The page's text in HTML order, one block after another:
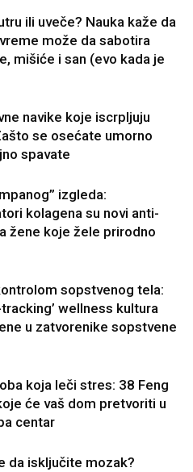
ili uveče? Nauka kaže da
može da sabotira
mišiće i san (evo kada je
navike koje iscrpljuju
se osećate umorno
spavate
izgleda:
kolagena su novi anti-
žene koje žele prirodno
sopstvenog tela:
tracking’ wellness kultura
u zatvorenike sopstvene
koja leči stres: 38 Feng
će vaš dom pretvoriti u
centar
da isključite mozak?